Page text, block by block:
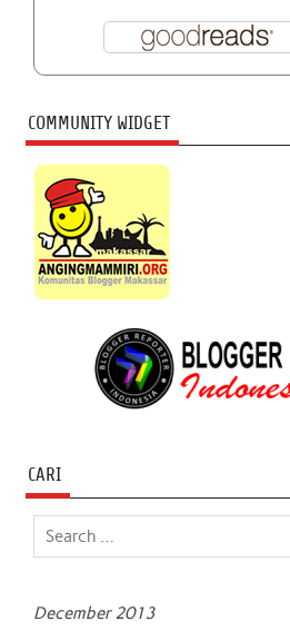
COMMUNITY WIDGET
CARI
December 2013